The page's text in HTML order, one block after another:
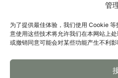
管
为了提供最佳体验，我们使用 Cookie
意使用这些技术将允许我们在本网站上
或撤销同意可能会对某些功能产生不利影